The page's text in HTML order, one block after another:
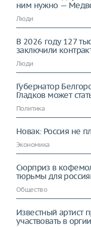
ним нужно —
Люди
В 2026 году 127
заключили
Люди
Губернатор
Гладков может
Политика
Новак: Россия не
Экономика
Сюрприз в
тюрьмы для
Общество
Известный артист
участвовать в оргии